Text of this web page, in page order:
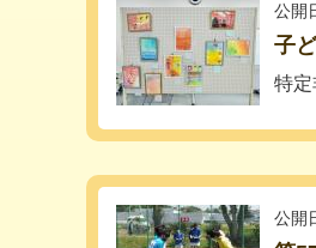
公開
子
特
公開